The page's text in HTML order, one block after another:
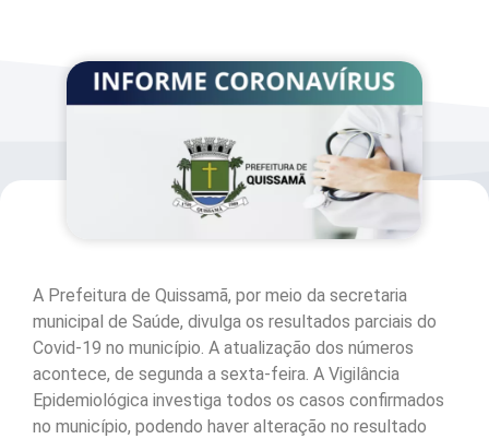
A Prefeitura de Quissamã, por meio da secretaria
municipal de Saúde, divulga os resultados parciais do
Covid-19 no município. A atualização dos números
acontece, de segunda a sexta-feira. A Vigilância
Epidemiológica investiga todos os casos confirmados
no município, podendo haver alteração no resultado